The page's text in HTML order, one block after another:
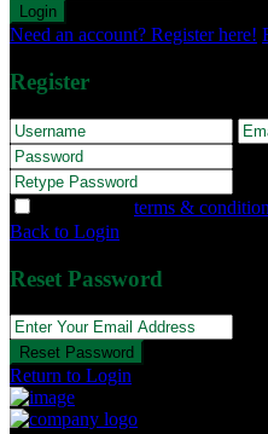
Login
Need an account? Register here!
Register
terms &
Back to Login
Reset Password
Reset Password
Return to Login